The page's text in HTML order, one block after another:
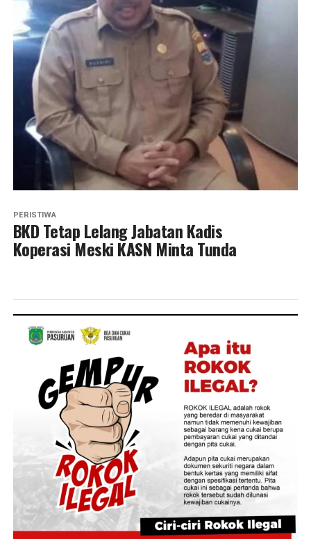
PERISTIWA
BKD Tetap Lelang Jabatan Kadis
Koperasi Meski KASN Minta Tunda